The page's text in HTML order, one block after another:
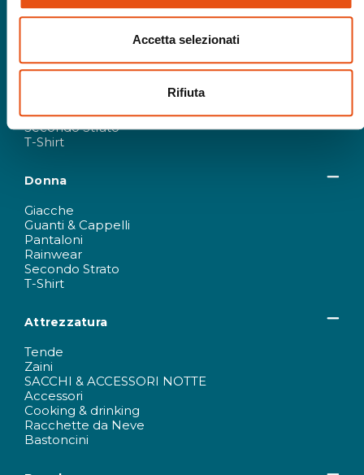
Accetta selezionati
Rifiuta
Giacche
Rainwear
Secondo Strato
T-Shirt
Donna
Giacche
Guanti & Cappelli
Pantaloni
Rainwear
Secondo Strato
T-Shirt
Attrezzatura
Tende
Zaini
SACCHI & ACCESSORI NOTTE
Accessori
Cooking & drinking
Racchette da Neve
Bastoncini